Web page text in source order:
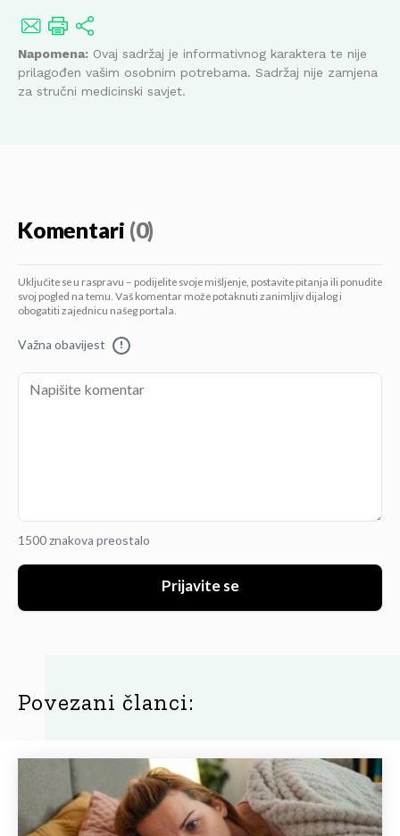
Napomena: Ovaj sadržaj je informativnog karaktera te nije
prilagođen vašim osobnim potrebama. Sadržaj nije zamjena
za stručni medicinski savjet.
Komentari (0)
Uključite se u raspravu – podijelite svoje mišljenje, postavite pitanja ili ponudite
svoj pogled na temu. Vaš komentar može potaknuti zanimljiv dijalog i
obogatiti zajednicu našeg portala.
Važna obavijest !
1500 znakova preostalo
Prijavite se
Povezani članci: